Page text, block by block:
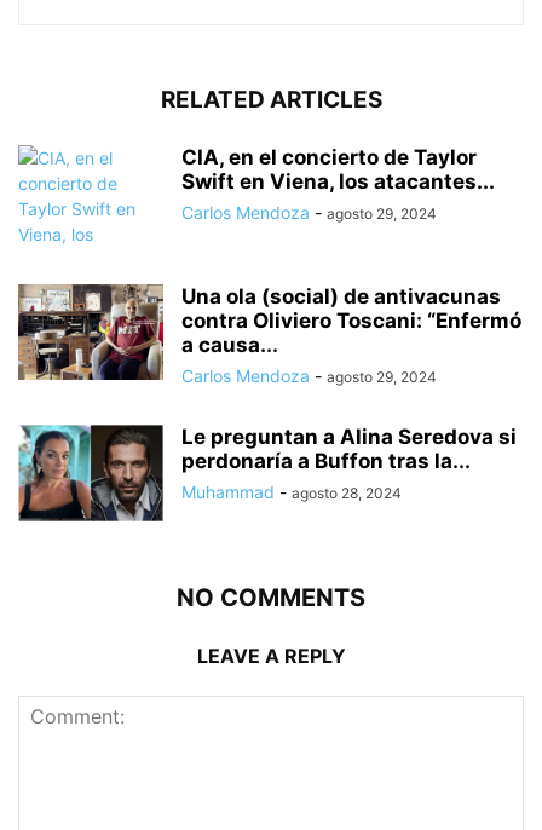
RELATED ARTICLES
CIA, en el concierto de Taylor
Swift en Viena, los atacantes...
Carlos Mendoza - agosto 29, 2024
Una ola (social) de antivacunas
contra Oliviero Toscani: “Enfermó
a causa...
Carlos Mendoza - agosto 29, 2024
Le preguntan a Alina Seredova si
perdonaría a Buffon tras la...
Muhammad - agosto 28, 2024
NO COMMENTS
LEAVE A REPLY